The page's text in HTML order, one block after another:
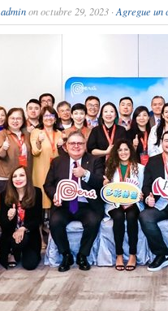
adminon octubre 29, 2023 · Agregue un